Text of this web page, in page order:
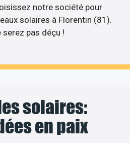
notre société pour
solaires à Florentin (81).
serez pas déçu !
solaires:
en paix